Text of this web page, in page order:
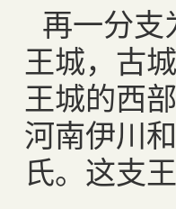
再一分
王城，古
王城的西
河南伊川
氏。这支